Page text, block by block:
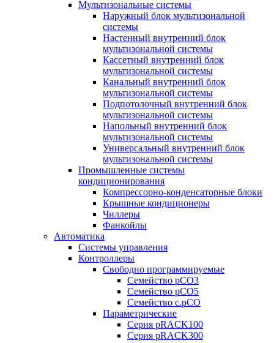
Мультизональные системы
Наружный блок мультизональной
системы
Настенный внутренний блок
мультизональной системы
Кассетный внутренний блок
мультизональной системы
Канальный внутренний блок
мультизональной системы
Подпотолочный внутренний блок
мультизональной системы
Напольный внутренний блок
мультизональной системы
Универсальный внутренний блок
мультизональной системы
Промышленные системы
кондиционирования
Компрессорно-конденсаторные блоки
Крышные кондиционеры
Чиллеры
Фанкойлы
Автоматика
Системы управления
Контроллеры
Свободно программируемые
Семейство pCO3
Семейство pCO5
Семейство c.pCO
Параметрические
Серия pRACK100
Серия pRACK300